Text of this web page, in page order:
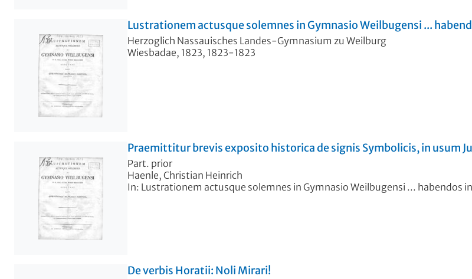
Lustrationem actusque solemnes in Gymnasio Weilbugensi ...
Herzoglich Nassauisches Landes-Gymnasium zu Weilburg
Wiesbadae, 1823, 1823-1823
Praemittitur brevis exposito historica de signis Symbolicis, in usum
Part. prior
Haenle, Christian Heinrich
In: Lustrationem actusque solemnes in Gymnasio Weilbugensi ... habendos
De verbis Horatii: Noli Mirari!